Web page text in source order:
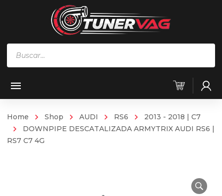
Home Shop AUDI RS6
2013 - 2018 | C7
DOWNPIPE DESCATALIZADA ARMYTRIX AUDI RS6 |
RS7 C7 4G